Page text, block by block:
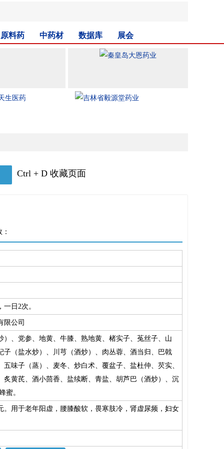
原料药 中药材 数据库 展会
Ctrl + D 收藏页面
日2次。
限公司
）、党参、地黄、牛膝、熟地黄、楮实子、菟丝子、山
子（盐水炒）、川芎（酒炒）、肉丛蓉、酒当归、巴戟
五味子（蒸）、麦冬、炒白术、覆盆子、盐杜仲、芡实、
炙黄芪、酒小茴香、盐续断、青盐、胡芦巴（酒炒）、沉
蜜。
。用于老年阳虚，腰膝酸软，畏寒肢冷，肾虚尿频，妇女